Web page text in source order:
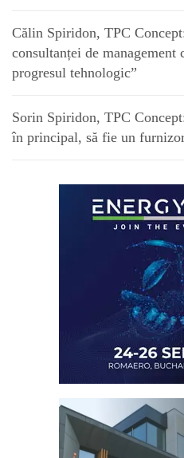
Călin Spiridon, TPC
consultanței de management
progresul tehnologic”
Sorin Spiridon, TPC
în principal, să fie un